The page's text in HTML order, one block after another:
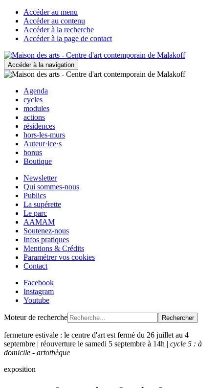
Accéder au menu
Accéder au contenu
Accéder à la recherche
Accéder à la page de contact
Accéder à la navigation
Agenda
cycles
modules
actions
résidences
hors-les-murs
Auteur·ice·s
bonus
Boutique
Newsletter
Qui sommes-nous
Publics
La supérette
Le parc
AAMAM
Soutenez-nous
Infos pratiques
Mentions & Crédits
Paramétrer vos cookies
Contact
Facebook
Instagram
Youtube
Moteur de recherche Rechercher
fermeture estivale : le centre d'art est fermé du 26 juillet au 4
septembre | réouverture le samedi 5 septembre à 14h | cycle 5 : à
domicile - artothèque
exposition